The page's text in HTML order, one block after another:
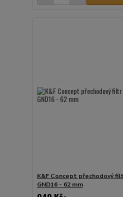
K&F Concept přechodový
GND16 - 62 mm